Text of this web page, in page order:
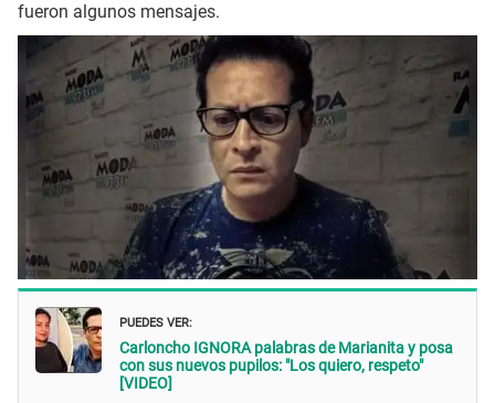
fueron algunos mensajes.
PUEDES VER:
Carloncho IGNORA palabras de Marianita y posa
con sus nuevos pupilos: "Los quiero, respeto"
[VIDEO]